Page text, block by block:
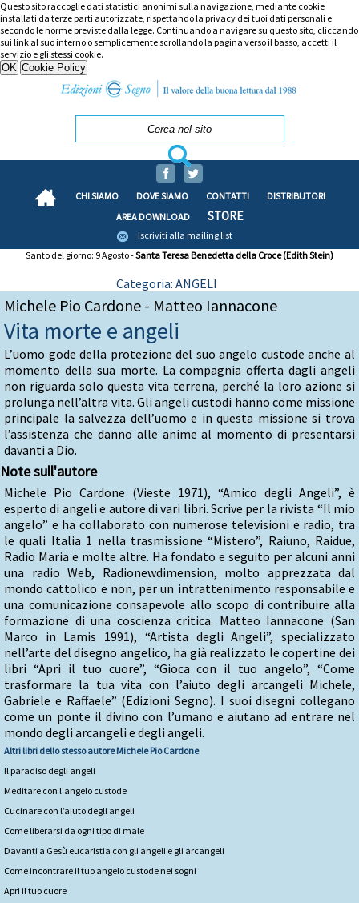
Questo sito raccoglie dati statistici anonimi sulla navigazione, mediante cookie
installati da terze parti autorizzate, rispettando la privacy dei tuoi dati personali e
secondo le norme previste dalla legge. Continuando a navigare su questo sito, cliccando
sui link al suo interno o semplicemente scrollando la pagina verso il basso, accetti il
servizio e gli stessi cookie.
CHI SIAMO DOVE SIAMO CONTATTI
DISTRIBUTORI
AREA DOWNLOAD
STORE
Iscriviti alla mailing list
Santo del giorno: 9 Agosto -Santa Teresa Benedetta della Croce (Edith Stein)
Categoria: ANGELI
Michele Pio Cardone - Matteo Iannacone
Vita morte e angeli
L’uomo gode della protezione del suo angelo custode anche al
momento della sua morte. La compagnia offerta dagli angeli
non riguarda solo questa vita terrena, perché la loro azione si
prolunga nell’altra vita. Gli angeli custodi hanno come missione
principale la salvezza dell’uomo e in questa missione si trova
l’assistenza che danno alle anime al momento di presentarsi
davanti a Dio.
Note sull'autore
Michele Pio Cardone (Vieste 1971), “Amico degli Angeli”, è
esperto di angeli e autore di vari libri. Scrive per la rivista “Il mio
angelo” e ha collaborato con numerose televisioni e radio, tra
le quali Italia 1 nella trasmissione “Mistero”, Raiuno, Raidue,
Radio Maria e molte altre. Ha fondato e seguito per alcuni anni
una radio Web, Radionewdimension, molto apprezzata dal
mondo cattolico e non, per un intrattenimento responsabile e
una comunicazione consapevole allo scopo di contribuire alla
formazione di una coscienza critica. Matteo Iannacone (San
Marco in Lamis 1991), “Artista degli Angeli”, specializzato
nell’arte del disegno angelico, ha già realizzato le copertine dei
libri “Apri il tuo cuore”, “Gioca con il tuo angelo”, “Come
trasformare la tua vita con l’aiuto degli arcangeli Michele,
Gabriele e Raffaele” (Edizioni Segno). I suoi disegni collegano
come un ponte il divino con l’umano e aiutano ad entrare nel
mondo degli arcangeli e degli angeli.
Altri libri dello stesso autoreMichele Pio Cardone
Il paradiso degli angeli
Meditare con l'angelo custode
Cucinare con l’aiuto degli angeli
Come liberarsi da ogni tipo di male
Davanti a Gesù eucaristia con gli angeli e gli arcangeli
Come incontrare il tuo angelo custode nei sogni
Apri il tuo cuore